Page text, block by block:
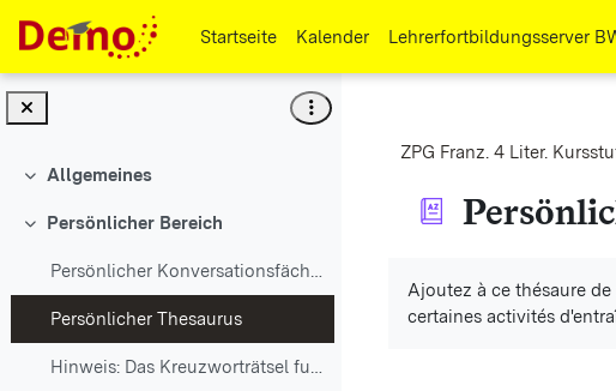
Startseite
Kalender Lehrerfortbildungsserver
Einklappen
Allgemeines
Einklappen
Persönlicher Bereich
Persönlicher Konversationsfächer
Persönlicher Thesaurus
Hinweis: Das Kreuzworträtsel funktioniert erst, we...
ZPG Franz. 4 Liter.
Ajoutez à ce thésaure
certaines activités